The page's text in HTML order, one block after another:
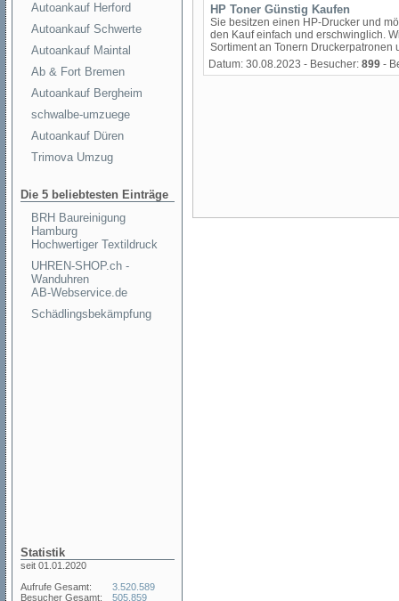
Autoankauf Herford
Autoankauf Schwerte
Autoankauf Maintal
Ab & Fort Bremen
Autoankauf Bergheim
schwalbe-umzuege
Autoankauf Düren
Trimova Umzug
Die 5 beliebtesten Einträge
BRH Baureinigung
Hamburg
Hochwertiger Textildruck
UHREN-SHOP.ch -
Wanduhren
AB-Webservice.de
Schädlingsbekämpfung
Statistik
seit 01.01.2020
Aufrufe Gesamt:
Besucher Gesamt:
3.520.589
505.859
HP Toner Günstig Kaufen
Sie besitzen einen HP-Drucker und
den Kauf einfach und erschwinglich.
Sortiment an Tonern Druckerpatronen
Datum: 30.08.2023 - Besucher: 899 -